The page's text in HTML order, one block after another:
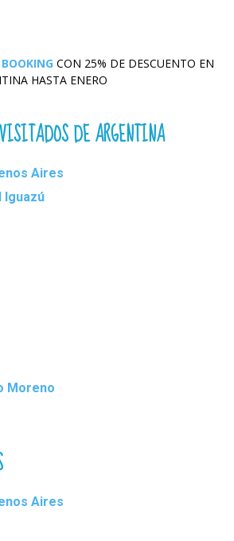
BOOKING CON 25% DE DESCUENTO EN
HASTA ENERO
DE ARGENTINA
Aires
Iguazú
Moreno
Aires